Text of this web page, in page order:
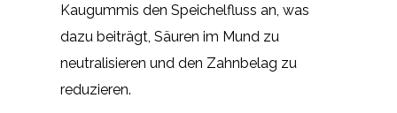
Kaugummis den Speichelfluss an, was
dazu beiträgt, Säuren im Mund zu
neutralisieren und den Zahnbelag zu
reduzieren.